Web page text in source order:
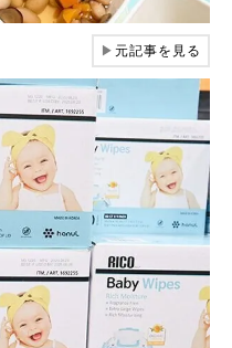
▶元記事を見る